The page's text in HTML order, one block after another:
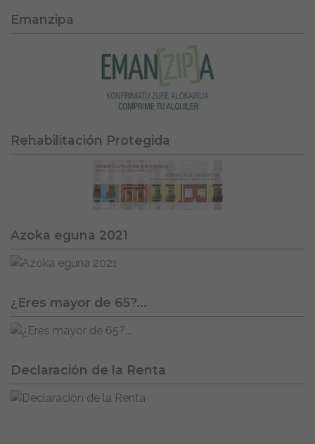
Emanzipa
Rehabilitación Protegida
Azoka eguna 2021
¿Eres mayor de 65?...
Declaración de la Renta